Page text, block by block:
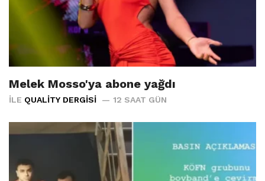
Melek Mosso'ya abone yağdı
İLE QUALITY DERGISI 12 SAAT GÜN